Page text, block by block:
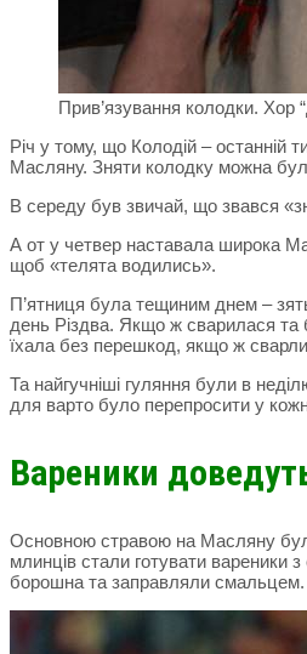
Прив’язування колодки. Хор
Річ у тому, що Колодій –
Масляну. Зняти колодку можна
В середу був звичай, що звався
А от у четвер наставала широка
щоб «телята водились».
П’ятниця була тещиним днем –
день Різдва. Якщо ж сварилася та
їхала без перешкод, якщо ж
Та найгучніші гуляння були в
для варто було перепросити у
Вареники
Основною стравою на Масляну
млинців стали готувати вареники
борошна та заправляли смальцем.